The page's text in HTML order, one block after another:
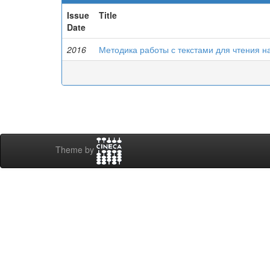
Issue
Date
Title
2016 Методика работы с текстами для чтения
Theme by